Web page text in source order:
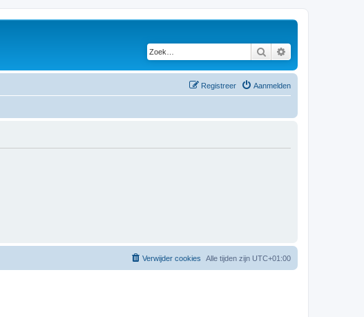
Zoek
Aanmelden
Registreer
Alle tijden zijn UTC+01:00
Verwijder cookies